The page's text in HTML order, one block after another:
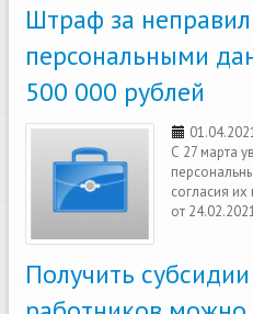
Штраф за
персональными
500 000 рублей
С 27 марта
согласия
от
Получить